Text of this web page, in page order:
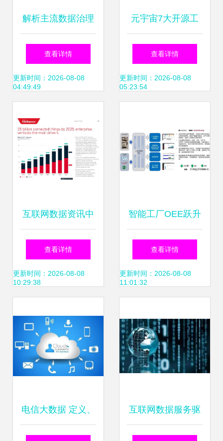
字化
解析主流数据治理
知识点 为何今年软
考新增了考查维
查看详情
更新时间：2026-08-08
04:49:49
元宇宙7大开源工
具与框架 互联网数
据服务赋能开发，
查看详情
更新时间：2026-08-08
05:23:54
互联网数据资讯中
心199it 专业、开
放、前沿的互联网
查看详情
更新时间：2026-08-08
10:29:38
智能工厂OEE跃升
之路 从83%到92%
的互联网数据服务
查看详情
更新时间：2026-08-08
11:01:32
电信大数据 定义、 互联网数据服务驱